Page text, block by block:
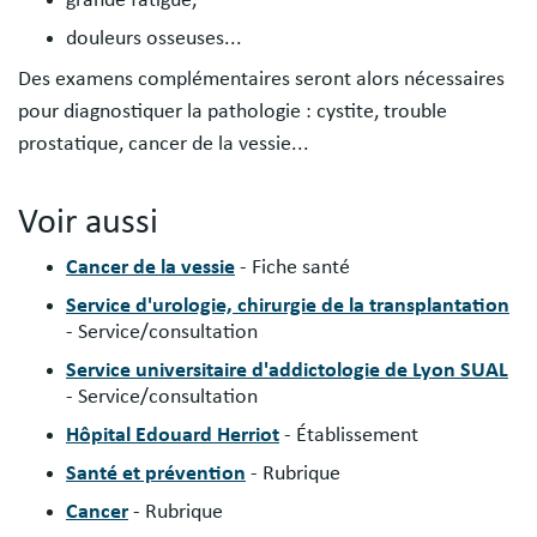
douleurs osseuses...
Des examens complémentaires seront alors nécessaires
pour diagnostiquer la pathologie : cystite, trouble
prostatique, cancer de la vessie...
Voir aussi
Cancer de la vessie - Fiche santé
Service d'urologie, chirurgie de la transplantation
- Service/consultation
Service universitaire d'addictologie de Lyon SUAL
- Service/consultation
Hôpital Edouard Herriot - Établissement
Santé et prévention - Rubrique
Cancer - Rubrique